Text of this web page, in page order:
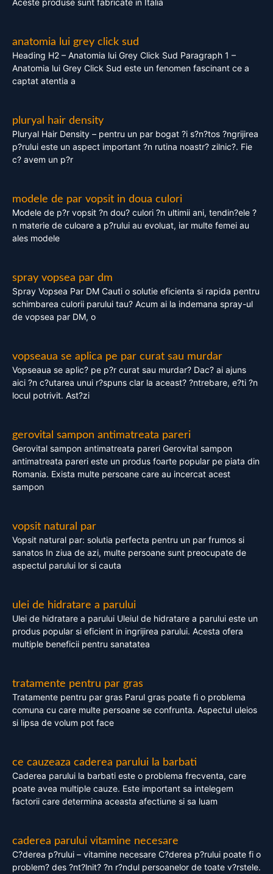
Aceste produse sunt fabricate in Italia
anatomia lui grey click sud
Heading H2 – Anatomia lui Grey Click Sud Paragraph 1 –
Anatomia lui Grey Click Sud este un fenomen fascinant ce a
captat atentia a
pluryal hair density
Pluryal Hair Density – pentru un par bogat ?i s?n?tos ?ngrijirea
p?rului este un aspect important ?n rutina noastr? zilnic?. Fie
c? avem un p?r
modele de par vopsit in doua culori
Modele de p?r vopsit ?n dou? culori ?n ultimii ani, tendin?ele ?
n materie de culoare a p?rului au evoluat, iar multe femei au
ales modele
spray vopsea par dm
Spray Vopsea Par DM Cauti o solutie eficienta si rapida pentru
schimbarea culorii parului tau? Acum ai la indemana spray-ul
de vopsea par DM, o
vopseaua se aplica pe par curat sau murdar
Vopseaua se aplic? pe p?r curat sau murdar? Dac? ai ajuns
aici ?n c?utarea unui r?spuns clar la aceast? ?ntrebare, e?ti ?n
locul potrivit. Ast?zi
gerovital sampon antimatreata pareri
Gerovital sampon antimatreata pareri Gerovital sampon
antimatreata pareri este un produs foarte popular pe piata din
Romania. Exista multe persoane care au incercat acest
sampon
vopsit natural par
Vopsit natural par: solutia perfecta pentru un par frumos si
sanatos In ziua de azi, multe persoane sunt preocupate de
aspectul parului lor si cauta
ulei de hidratare a parului
Ulei de hidratare a parului Uleiul de hidratare a parului este un
produs popular si eficient in ingrijirea parului. Acesta ofera
multiple beneficii pentru sanatatea
tratamente pentru par gras
Tratamente pentru par gras Parul gras poate fi o problema
comuna cu care multe persoane se confrunta. Aspectul uleios
si lipsa de volum pot face
ce cauzeaza caderea parului la barbati
Caderea parului la barbati este o problema frecventa, care
poate avea multiple cauze. Este important sa intelegem
factorii care determina aceasta afectiune si sa luam
caderea parului vitamine necesare
C?derea p?rului – vitamine necesare C?derea p?rului poate fi o
problem? des ?nt?lnit? ?n r?ndul persoanelor de toate v?rstele.